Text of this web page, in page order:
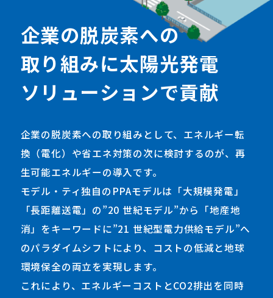
企業の脱炭素への
取り組みに太陽光発電
ソ リ ュ ーシ ョ ンで貢献
企業の脱炭素への取り組みとして、エネルギー転
換（電化）や省エネ対策の次に検討するのが、再
生可能エネルギーの導入です。
モデル・ティ独自のPPAモデルは「大規模発電」
「長距離送電」の”20 世紀モデル”から「地産地
消」をキーワードに”21 世紀型電力供給モデル”へ
のパラダイムシフトにより、コストの低減と地球
環境保全の両立を実現します。
これにより、エネルギーコストとCO2排出を同時